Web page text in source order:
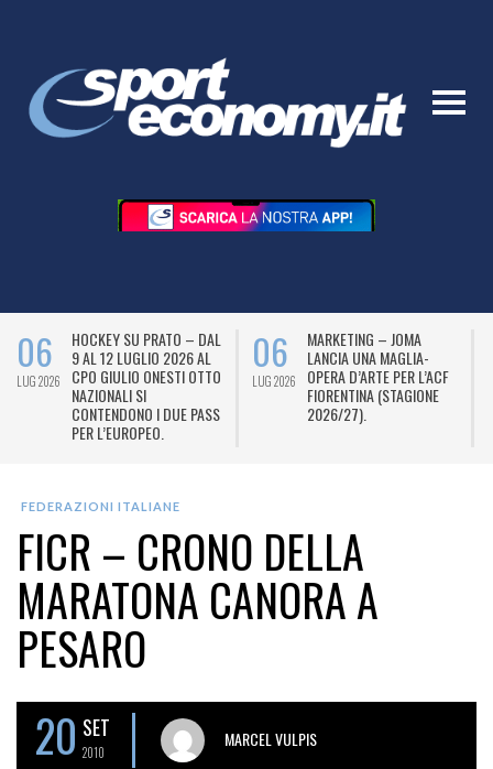
06
LUG 2026
HOCKEY SU PRATO – DAL
9 AL 12 LUGLIO 2026 AL
CPO GIULIO ONESTI OTTO
NAZIONALI SI
CONTENDONO I DUE PASS
PER L’EUROPEO.
06
LUG 2026
MARKETING – JOMA
LANCIA UNA MAGLIA-
OPERA D’ARTE PER L’ACF
FIORENTINA (STAGIONE
2026/27).
FEDERAZIONI ITALIANE
FICR – CRONO DELLA
MARATONA CANORA A
PESARO
20 SET
2010
MARCEL VULPIS